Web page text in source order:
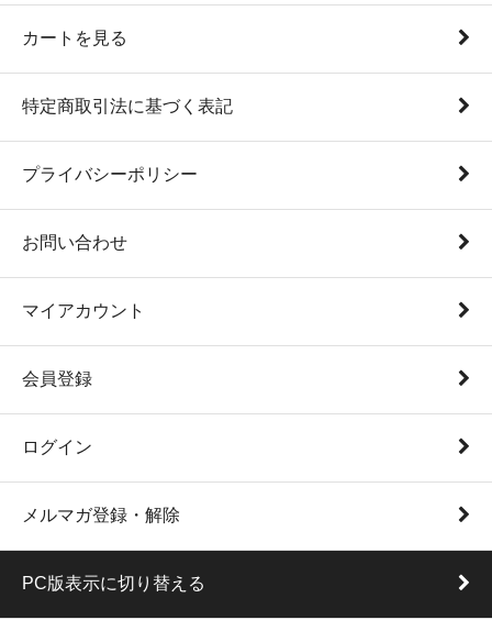
カートを見る
特定商取引法に基づく表記
プライバシーポリシー
お問い合わせ
マイアカウント
会員登録
ログイン
メルマガ登録・解除
PC版表示に切り替える